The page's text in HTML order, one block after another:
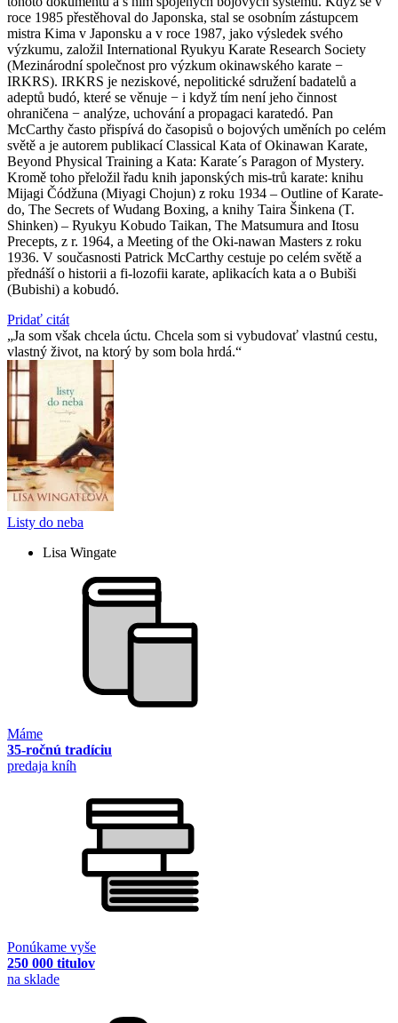
roce 1985 přestěhoval do Japonska, stal se osobním zástupcem
mistra Kima v Japonsku a v roce 1987, jako výsledek svého
výzkumu, založil International Ryukyu Karate Research Society
(Mezinárodní společnost pro výzkum okinawského karate −
IRKRS). IRKRS je neziskové, nepolitické sdružení badatelů a
adeptů budó, které se věnuje − i když tím není jeho činnost
ohraničena − analýze, uchování a propagaci karatedó. Pan
McCarthy často přispívá do časopisů o bojových uměních po celém
světě a je autorem publikací Classical Kata of Okinawan Karate,
Beyond Physical Training a Kata: Karate´s Paragon of Mystery.
Kromě toho přeložil řadu knih japonských mis-trů karate: knihu
Mijagi Čódžuna (Miyagi Chojun) z roku 1934 – Outline of Karate-
do, The Secrets of Wudang Boxing, a knihy Taira Šinkena (T.
Shinken) – Ryukyu Kobudo Taikan, The Matsumura and Itosu
Precepts, z r. 1964, a Meeting of the Oki-nawan Masters z roku
1936. V současnosti Patrick McCarthy cestuje po celém světě a
přednáší o historii a fi-lozofii karate, aplikacích kata a o Bubiši
(Bubishi) a kobudó.
Pridať citát
Ja som však chcela úctu. Chcela som si vybudovať vlastnú cestu,
vlastný život, na ktorý by som bola hrdá.
Listy do neba
Lisa Wingate
Máme
35-ročnú tradíciu
predaja kníh
Ponúkame vyše
250 000 titulov
na sklade